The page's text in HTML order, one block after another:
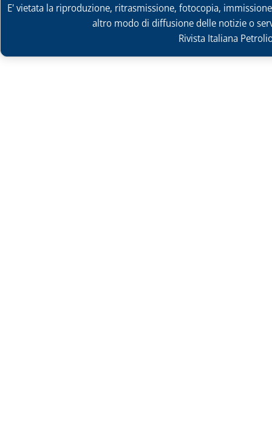
E' vietata la riproduzione, ritrasmissione, fotocopia,
altro modo di diffusione delle notizie o
Rivista Italiana